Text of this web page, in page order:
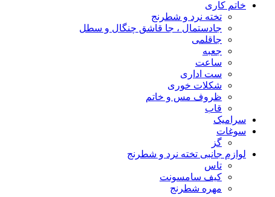
خاتم کاری
تخته نرد و شطرنج
جادستمال ، جا قاشق چنگال و سطل
جاقلمی
جعبه
ساعت
ست اداری
شکلات خوری
ظروف مس و خاتم
قاب
سرامیک
سوغات
گز
لوازم جانبی تخته نرد و شطرنج
تاس
کیف سامسونت
مهره شطرنج